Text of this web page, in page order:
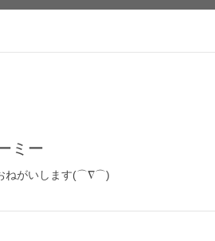
ミー
ねがいします(⌒∇⌒)